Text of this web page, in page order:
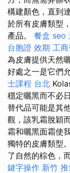
構建顏色，直到
於所有皮膚類型
產品。 餐盒 seo
台胞證 效期 工
為皮膚提供天然
好處之一是它們
士課程 台北
穩定曬黑而不必
替代品可能是其
觀，該乳霜脫穎
霜和曬黑面霜使
獨特的皮膚類型
了自然的棕色，
鍵字操作 新竹